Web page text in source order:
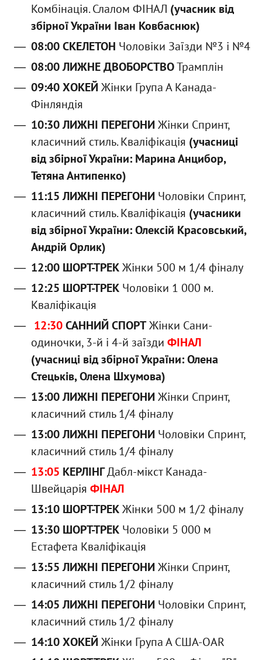
Комбінація. Слалом ФІНАЛ (учасник від
збірної України Іван Ковбаснюк)
08:00 СКЕЛЕТОН Чоловіки Заїзди №3 і №4
08:00 ЛИЖНЕ ДВОБОРСТВОТрамплін
09:40 ХОКЕЙ Жінки Група А Канада-
Фінляндія
10:30 ЛИЖНІ ПЕРЕГОНИ Жінки Спринт,
класичний стиль. Кваліфікація (учасниці
від збірної України: Марина Анцибор,
Тетяна Антипенко)
11:15 ЛИЖНІ ПЕРЕГОНИ Чоловіки Спринт,
класичний стиль. Кваліфікація (учасники
від збірної України: Олексій Красовський,
Андрій Орлик)
12:00 ШОРТ-ТРЕКЖінки 500 м 1/4 фіналу
12:25 ШОРТ-ТРЕКЧоловіки 1 000 м.
Кваліфікація
12:30САННИЙ СПОРТЖінки Сани-
одиночки, 3-й і 4-й заїзди ФІНАЛ
(учасниці від збірної України: Олена
Стецьків, Олена Шхумова)
13:00 ЛИЖНІ ПЕРЕГОНИ Жінки Спринт,
класичний стиль 1/4 фіналу
13:00 ЛИЖНІ ПЕРЕГОНИ Чоловіки Спринт,
класичний стиль 1/4 фіналу
13:05 КЕРЛІНГДабл-мікст Канада-
Швейцарія ФІНАЛ
13:10 ШОРТ-ТРЕКЖінки 500 м 1/2 фіналу
13:30 ШОРТ-ТРЕКЧоловіки 5 000 м
Естафета Кваліфікація
13:55 ЛИЖНІ ПЕРЕГОНИ Жінки Спринт,
класичний стиль 1/2 фіналу
14:05 ЛИЖНІ ПЕРЕГОНИ Чоловіки Спринт,
класичний стиль 1/2 фіналу
14:10 ХОКЕЙ Жінки Група А США-OAR